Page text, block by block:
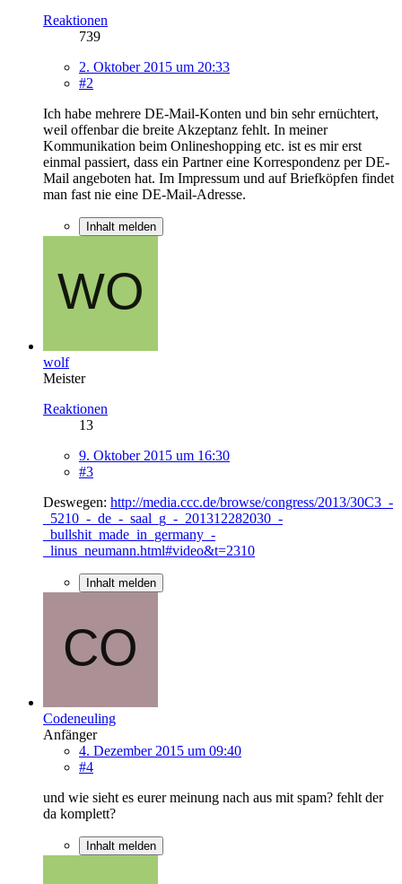
Reaktionen
739
2. Oktober 2015 um 20:33
#2
Ich habe mehrere DE-Mail-Konten und bin sehr ernüchtert,
weil offenbar die breite Akzeptanz fehlt. In meiner
Kommunikation beim Onlineshopping etc. ist es mir erst
einmal passiert, dass ein Partner eine Korrespondenz per DE-
Mail angeboten hat. Im Impressum und auf Briefköpfen findet
man fast nie eine DE-Mail-Adresse.
Inhalt melden
wolf
Meister
Reaktionen
13
9. Oktober 2015 um 16:30
#3
Deswegen: http://media.ccc.de/browse/congress/2013/30C3_-
_5210_-_de_-_saal_g_-_201312282030_-
_bullshit_made_in_germany_-
_linus_neumann.html#video&t=2310
Inhalt melden
Codeneuling
Anfänger
4. Dezember 2015 um 09:40
#4
und wie sieht es eurer meinung nach aus mit spam? fehlt der
da komplett?
Inhalt melden